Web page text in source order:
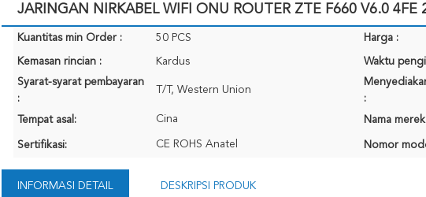
JARINGAN NIRKABEL WIFI ONU ROUTER ZTE F660 V6.0 4FE
Kuantitas min Order : 50 PCS Harga :
Kemasan rincian : Kardus Waktu
Syarat-syarat pembayaran
:
T/T, Western Union
:
Tempat asal: Cina Nama
Sertifikasi: CE ROHS Anatel Nomor
INFORMASI DETAIL DESKRIPSI PRODUK